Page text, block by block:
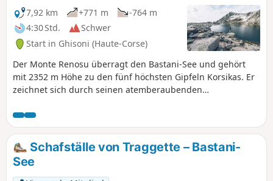
7,92 km
+771 m
-764 m
4:30 Std.
Schwer
Start in Ghisoni (Haute-Corse)
Der Monte Renosu überragt den Bastani-See und gehört
mit 2352 m Höhe zu den fünf höchsten Gipfeln Korsikas. Er
zeichnet sich durch seinen atemberaubenden
Schafställe von Traggette – Bastani-
See